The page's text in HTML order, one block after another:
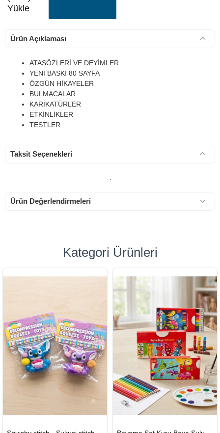
Yükle
Ürün Açıklaması
ATASÖZLERİ VE DEYİMLER
YENİ BASKI 80 SAYFA
ÖZGÜN HİKAYELER
BULMACALAR
KARİKATÜRLER
ETKİNLİKLER
TESTLER
Taksit Seçenekleri
.
Ürün Değerlendirmeleri
Kategori Ürünleri